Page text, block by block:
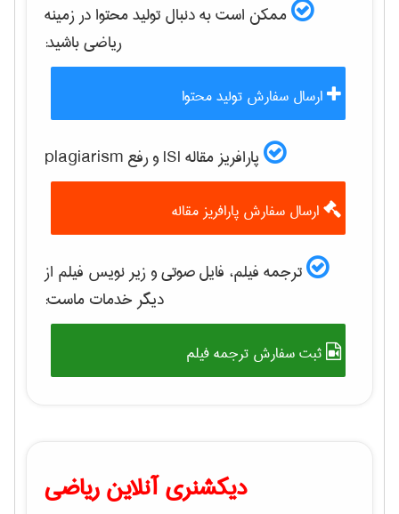
ممکن است به دنبال تولید محتوا در زمینه
رياضیباشید:
ارسال سفارش تولید محتوا
پارافریز مقاله ISI و رفع plagiarism
ارسال سفارش پارافریز مقاله
ترجمه فیلم، فایل صوتی و زیر نویس فیلم از
دیگر خدمات ماست:
ثبت سفارش ترجمه فیلم
دیکشنری آنلاین ریاضی